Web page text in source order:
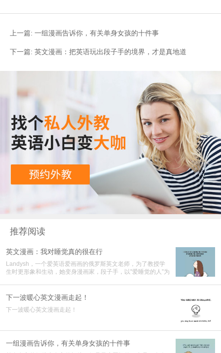
上一篇: 一组漫画告诉你，有关单身女孩的十件事
下一篇: 英文漫画：把英语玩出段子手的境界，才是真地道
推荐阅读
英文漫画：我对睡觉真的很在行
Landysh，一个爱英语爱画画的俄罗斯英文老师，为了教授学
生时更形象和生动，她变身漫画家，段子手，以"爱睡觉的人”为
下一波暖心英文漫画走起！
下一波暖心英文漫画走起！
一组漫画告诉你，有关单身女孩的十件事